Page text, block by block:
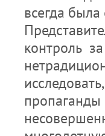
всегда
контроль